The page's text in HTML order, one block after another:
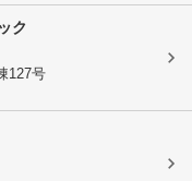
ク
127号